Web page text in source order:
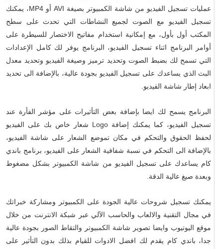
عمليات تسجيل الفيديو من شاشة الكمبيوتر بصيغة AVI أو MP4، يمكنك
تسجيل الفيديو مع الصوت لجميع النشاطات التي تحدث على سطح
المكتب أول بأول، مع إمكانية استخدام مفاتيح الاختصار للسيطرة على
أوامر البرنامج اثناء تسجيل الفيديو، البرنامج يوفر لك كامل الإعدادات
التي تسمح لك بضبط الصوت وتحديد ترميز وصيغة الفيديو وتحديد معدل
البث الذي يساعدك على تسجيل الفيديو بجودة عالية، بالإضافة الى تحديد
ابعاد إطار شاشة الفيديو.
البرنامج يسمح لك ايضا بإضافة بعض التأثيرات على مؤشر الفأرة عند
تسجيل الفيديو، كما يمكنك إضافة Logo شعار خاص بك على الفيديو
لحفظ الحقوق والتحكم في مكان تموضع الشعار على شاشة الفيديو،
بالإضافة الى التحكم في نسبة شفافية الشعار على الفيديو، برنامج باندي
كام يساعدك على تسجيل الفيديو من شاشة الكمبيوتر بشكل مضغوط
وبعدة صيغ عالية الدقة.
يمكنك تسجيل شروحات عالية الجودة على الكمبيوتر ومشاركة خبراتك
في مجال التقنية والالعاب والحاسب الآلي عبر شبكة الانترنت من خلال
موقع اليوتيوب وايضا تصوير شاشة الكمبيوتر والتقاط الصور بجودة عالية
جدا، باندي كام يقدم لك افضل الادوات للقيام بذلك بدون التأثير على